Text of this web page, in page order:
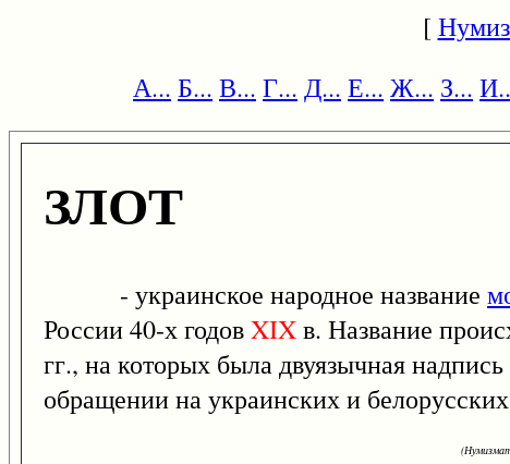
[
А... Б... В... Г... Д... Е... Ж... З...
ЗЛОТ
- украинское народное название
России 40-х годовXIXв. Название
гг., на которых была двуязычная
обращении на украинских и